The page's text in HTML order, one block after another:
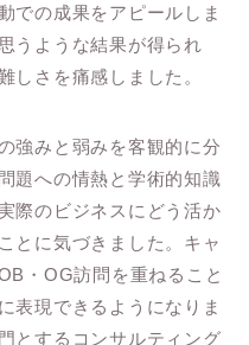
での成果をアピールしま
うような結果が得られ
しさを痛感しました。
強みと弱みを客観的に分
題への情熱と学術的知識
際のビジネスにどう活か
とに気づきました。キャ
・OG訪問を重ねること
表現できるようになりま
とするコンサルティング